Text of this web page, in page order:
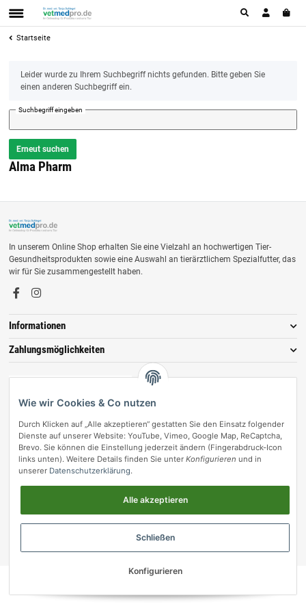
Startseite
xLeider wurde zu Ihrem Suchbegriff nichts gefunden. Bitte geben Sie
einen anderen Suchbegriff ein.
Suchbegriff eingeben
Erneut suchen
Alma Pharm
In unserem Online Shop erhalten Sie eine Vielzahl an hochwertigen Tier-
Gesundheitsprodukten sowie eine Auswahl an tierärztlichem Spezialfutter, das
wir für Sie zusammengestellt haben.
Informationen
Zahlungsmöglichkeiten
Vertrag widerrufen
© vetmedpro.de• * Alle Preise inkl. gesetzlicher USt., zzgl.Versand.
vetmedpro.de
Wie wir Cookies & Co nutzen
Durch Klicken auf „Alle akzeptieren“ gestatten Sie den Einsatz folgender
Dienste auf unserer Website: YouTube, Vimeo, Google Map, ReCaptcha,
Brevo. Sie können die Einstellung jederzeit ändern (Fingerabdruck-Icon
links unten). Weitere Details finden Sie unter Konfigurieren und in
unserer Datenschutzerklärung.
Alle akzeptieren
Schließen
Konfigurieren